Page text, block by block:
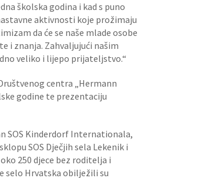
školska godina i kad s puno
aktivnosti koje prožimaju
da će se naše mlade osobe
i znanja. Zahvaljujući našim
veliko i lijepo prijateljstvo.“
centra „Hermann
godine te prezentaciju
SOS Kinderdorf Internationala,
SOS Dječjih sela Lekenik i
250 djece bez roditelja i
selo Hrvatska obilježili su